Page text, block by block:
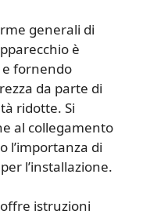
generali di
è
fornendo
da parte di
ridotte. Si
al collegamento
l’importanza di
l’installazione.
istruzioni